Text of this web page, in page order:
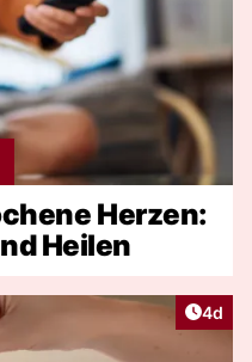
Herzen:
Heilen
4d